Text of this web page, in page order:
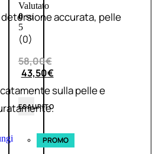
Valutato
0su
5
(0)
58,00€
43,50€
ESAURITO
PROMO
accurata, pelle
sulla pelle e